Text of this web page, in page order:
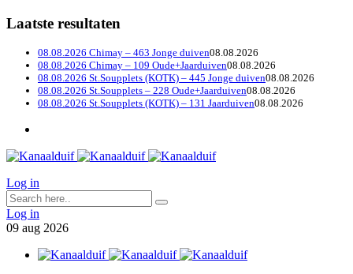
Laatste resultaten
08.08.2026 Chimay – 463 Jonge duiven08.08.2026
08.08.2026 Chimay – 109 Oude+Jaarduiven08.08.2026
08.08.2026 St.Soupplets (KOTK) – 445 Jonge duiven08.08.2026
08.08.2026 St.Soupplets – 228 Oude+Jaarduiven08.08.2026
08.08.2026 St.Soupplets (KOTK) – 131 Jaarduiven08.08.2026
Log in
Log in
09 aug 2026